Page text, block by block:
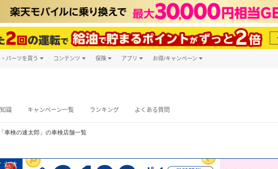
パーツを買う コンテンツ 保険 アプリ お得/キャンペーン
識 キャンペーン一覧 ランキング よくある質問
車検の速太郎」の車検店舗一覧